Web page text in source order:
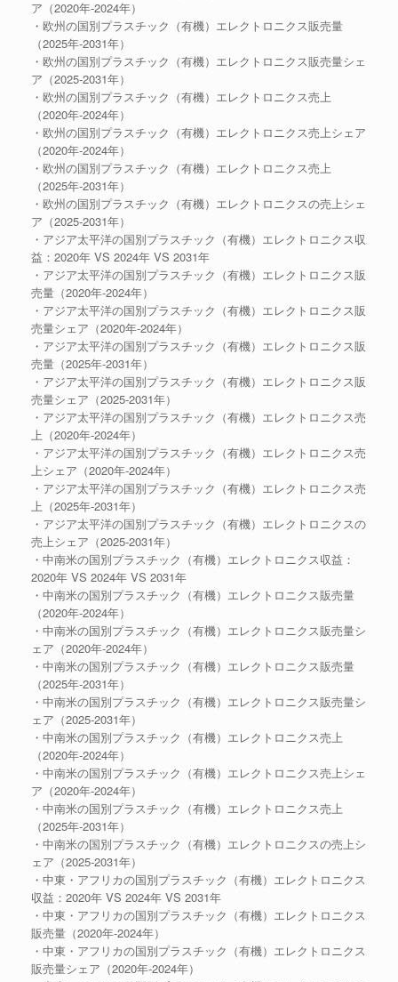
ア（2020年-2024年）
・欧州の国別プラスチック（有機）エレクトロニクス販売量
（2025年-2031年）
・欧州の国別プラスチック（有機）エレクトロニクス販売量シェ
ア（2025-2031年）
・欧州の国別プラスチック（有機）エレクトロニクス売上
（2020年-2024年）
・欧州の国別プラスチック（有機）エレクトロニクス売上シェア
（2020年-2024年）
・欧州の国別プラスチック（有機）エレクトロニクス売上
（2025年-2031年）
・欧州の国別プラスチック（有機）エレクトロニクスの売上シェ
ア（2025-2031年）
・アジア太平洋の国別プラスチック（有機）エレクトロニクス収
益：2020年 VS 2024年 VS 2031年
・アジア太平洋の国別プラスチック（有機）エレクトロニクス販
売量（2020年-2024年）
・アジア太平洋の国別プラスチック（有機）エレクトロニクス販
売量シェア（2020年-2024年）
・アジア太平洋の国別プラスチック（有機）エレクトロニクス販
売量（2025年-2031年）
・アジア太平洋の国別プラスチック（有機）エレクトロニクス販
売量シェア（2025-2031年）
・アジア太平洋の国別プラスチック（有機）エレクトロニクス売
上（2020年-2024年）
・アジア太平洋の国別プラスチック（有機）エレクトロニクス売
上シェア（2020年-2024年）
・アジア太平洋の国別プラスチック（有機）エレクトロニクス売
上（2025年-2031年）
・アジア太平洋の国別プラスチック（有機）エレクトロニクスの
売上シェア（2025-2031年）
・中南米の国別プラスチック（有機）エレクトロニクス収益：
2020年 VS 2024年 VS 2031年
・中南米の国別プラスチック（有機）エレクトロニクス販売量
（2020年-2024年）
・中南米の国別プラスチック（有機）エレクトロニクス販売量シ
ェア（2020年-2024年）
・中南米の国別プラスチック（有機）エレクトロニクス販売量
（2025年-2031年）
・中南米の国別プラスチック（有機）エレクトロニクス販売量シ
ェア（2025-2031年）
・中南米の国別プラスチック（有機）エレクトロニクス売上
（2020年-2024年）
・中南米の国別プラスチック（有機）エレクトロニクス売上シェ
ア（2020年-2024年）
・中南米の国別プラスチック（有機）エレクトロニクス売上
（2025年-2031年）
・中南米の国別プラスチック（有機）エレクトロニクスの売上シ
ェア（2025-2031年）
・中東・アフリカの国別プラスチック（有機）エレクトロニクス
収益：2020年 VS 2024年 VS 2031年
・中東・アフリカの国別プラスチック（有機）エレクトロニクス
販売量（2020年-2024年）
・中東・アフリカの国別プラスチック（有機）エレクトロニクス
販売量シェア（2020年-2024年）